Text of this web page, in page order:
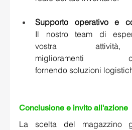
Il nostro team di
vostra attività,
miglioramenti
fornendo soluzioni
Conclusione e invito all'azione
La scelta del magazzino